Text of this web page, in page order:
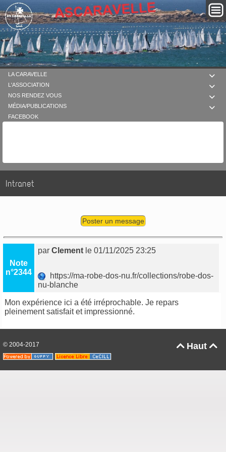

LA CARAVELLE

L'ASSOCIATION

NOS RENDEZ VOUS

MÉDIA/PUBLICATIONS
FACEBOOK
Intranet
Poster un message
Note
n°2344
parClement le 01/11/2025 23:25
https://ma-robe-dos-nu.fr/collections/robe-dos-
nu-blanche
Mon expérience ici a été irréprochable. Je repars
pleinement satisfait et impressionné.
Haut 
© 2004-2017